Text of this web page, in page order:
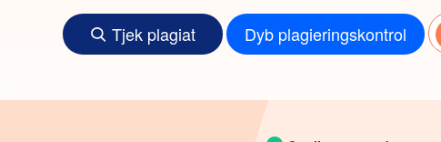
Tjek plagiat Dyb plagieringskontrol